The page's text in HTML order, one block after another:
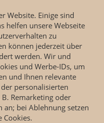
Website. Einige sind
helfen unsere Webseite
zu
können jederzeit über
werden. Wir und
und Werbe-IDs, um
und Ihnen relevante
personalisierten
Remarketing oder
an; bei Ablehnung setzen